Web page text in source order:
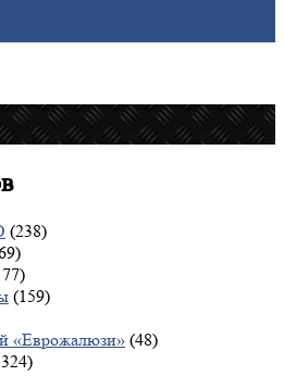
(238)
(159)
«Еврожалюзи» (48)